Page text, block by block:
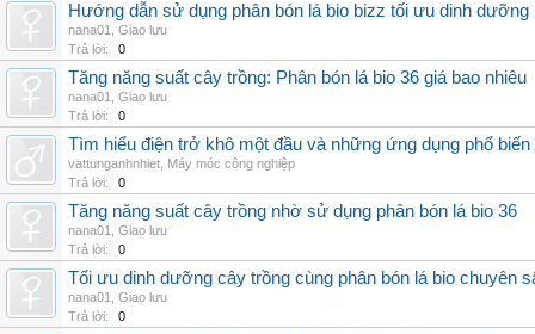
Hướng dẫn sử dụng phân bón lá bio bizz tối ưu dinh dưỡng
nana01
Giao lưu
Trả lời:
0
Tăng năng suất cây trồng: Phân bón lá bio 36 giá bao nhiêu
nana01
Giao lưu
Trả lời:
0
Tìm hiểu điện trở khô một đầu và những ứng dụng phổ
vattunganhnhiet Máy móc công nghiệp
Trả lời:
0
Tăng năng suất cây trồng nhờ sử dụng phân bón lá bio 36
nana01
Giao lưu
Trả lời:
0
Tối ưu dinh dưỡng cây trồng cùng phân bón lá bio chuyên
nana01
Giao lưu
Trả lời:
0